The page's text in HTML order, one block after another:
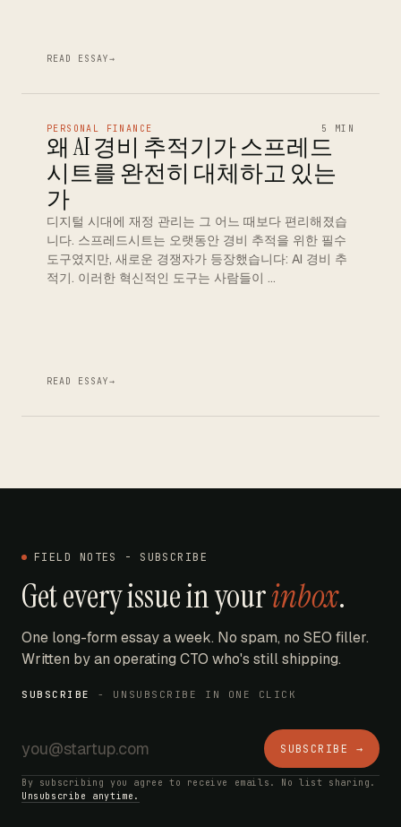
READ ESSAY→
PERSONAL FINANCE 5 MIN
왜 AI 경비 추적기가 스프레드
시트를 완전히 대체하고 있는
가
디지털 시대에 재정 관리는 그 어느 때보다 편리해졌습
니다. 스프레드시트는 오랫동안 경비 추적을 위한 필수
도구였지만, 새로운 경쟁자가 등장했습니다: AI 경비 추
적기. 이러한 혁신적인 도구는 사람들이 …
READ ESSAY→
FIELD NOTES - SUBSCRIBE
Get every issue in yourinbox.
One long-form essay a week. No spam, no SEO filler.
Written by an operating CTO who's still shipping.
SUBSCRIBE - UNSUBSCRIBE IN ONE CLICK
SUBSCRIBE →
By subscribing you agree to receive emails. No list sharing.
Unsubscribe anytime.